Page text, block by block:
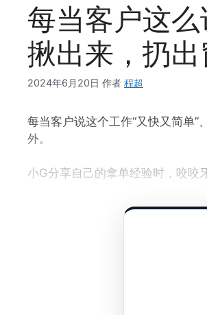
每当客户这
揪出来，扔
2024年6月20日 作者 程超
每当客户说这个工作“又快又简单”
外。
小G分享自己的拿单经验时，咬咬
如果这个项目又快又简单，为什